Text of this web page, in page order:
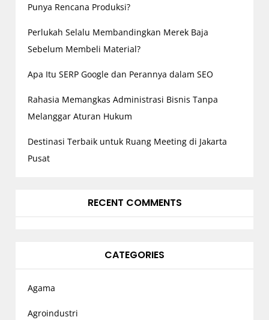
Punya Rencana Produksi?
Perlukah Selalu Membandingkan Merek Baja
Sebelum Membeli Material?
Apa Itu SERP Google dan Perannya dalam SEO
Rahasia Memangkas Administrasi Bisnis Tanpa
Melanggar Aturan Hukum
Destinasi Terbaik untuk Ruang Meeting di Jakarta
Pusat
RECENT COMMENTS
CATEGORIES
Agama
Agroindustri